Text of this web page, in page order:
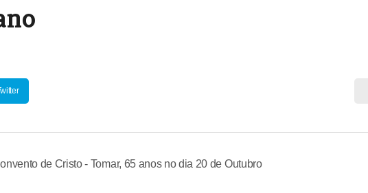
de Cristo - Tomar, 65 anos no dia 20 de Outubro